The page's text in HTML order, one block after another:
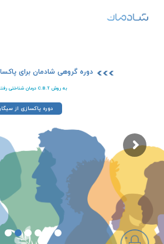
به روش C.B.T درمان شناختی رفتاری
دوره پاکسازی از سیگار
دوره گروهی شادمان برای